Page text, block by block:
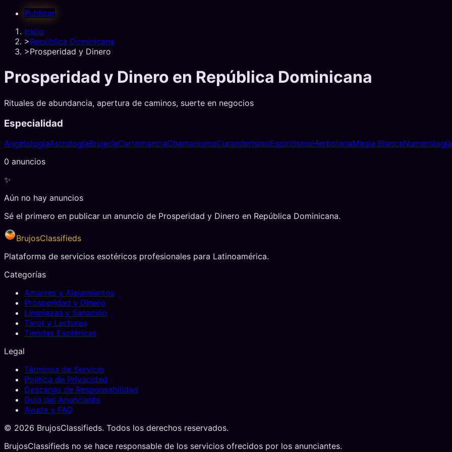
Publicar
Inicio
>República Dominicana
>Prosperidad y Dinero
Prosperidad y Dinero en República Dominicana
Rituales de abundancia, apertura de caminos, suerte en negocios
Especialidad
AngelologíaAstrologíaBrujeríaCartomanciaChamanismoCuranderismoEspiritismoHerbolariaMagia BlancaNumerología
0 anuncios
✨
Aún no hay anuncios
Sé el primero en publicar un anuncio de Prosperidad y Dinero en República Dominicana.
BrujosClassifieds
Plataforma de servicios esotéricos profesionales para Latinoamérica.
Categorías
Amarres y Alejamientos
Prosperidad y Dinero
Limpiezas y Sanación
Tarot y Lecturas
Tiendas Esotéricas
Legal
Términos de Servicio
Política de Privacidad
Descargo de Responsabilidad
Guia del Anunciante
Ayuda y FAQ
© 2026 BrujosClassifieds. Todos los derechos reservados.
BrujosClassifieds no se hace responsable de los servicios ofrecidos por los anunciantes.